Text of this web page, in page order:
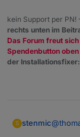
kein Support per
rechts unten im
Das Forum freut
Spendenbutton
der Installationsfixer:
S stenmic@